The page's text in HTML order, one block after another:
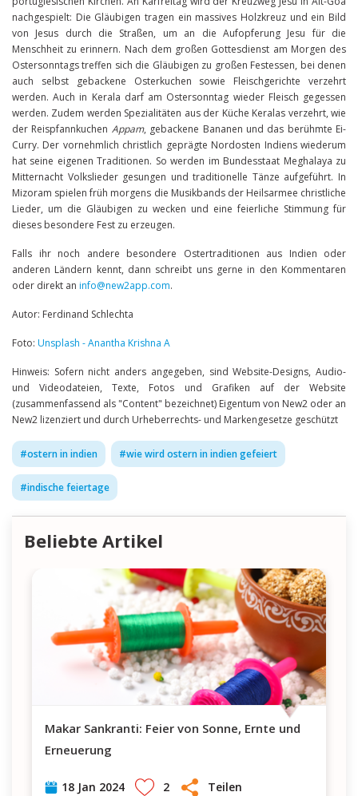
nachgespielt: Die Gläubigen tragen ein massives Holzkreuz und ein Bild
von Jesus durch die Straßen, um an die Aufopferung Jesu für die
Menschheit zu erinnern. Nach dem großen Gottesdienst am Morgen des
Ostersonntags treffen sich die Gläubigen zu großen Festessen, bei denen
auch selbst gebackene Osterkuchen sowie Fleischgerichte verzehrt
werden. Auch in Kerala darf am Ostersonntag wieder Fleisch gegessen
werden. Zudem werden Spezialitäten aus der Küche Keralas verzehrt, wie
der Reispfannkuchen Appam, gebackene Bananen und das berühmte Ei-
Curry. Der vornehmlich christlich geprägte Nordosten Indiens wiederum
hat seine eigenen Traditionen. So werden im Bundesstaat Meghalaya zu
Mitternacht Volkslieder gesungen und traditionelle Tänze aufgeführt. In
Mizoram spielen früh morgens die Musikbands der Heilsarmee christliche
Lieder, um die Gläubigen zu wecken und eine feierliche Stimmung für
dieses besondere Fest zu erzeugen.
Falls ihr noch andere besondere Ostertraditionen aus Indien oder
anderen Ländern kennt, dann schreibt uns gerne in den Kommentaren
oder direkt an info@new2app.com.
Autor: Ferdinand Schlechta
Foto: Unsplash - Anantha Krishna A
Hinweis: Sofern nicht anders angegeben, sind Website-Designs, Audio-
und Videodateien, Texte, Fotos und Grafiken auf der Website
(zusammenfassend als "Content" bezeichnet) Eigentum von New2 oder an
New2 lizenziert und durch Urheberrechts- und Markengesetze geschützt
#ostern in indien #wie wird ostern in indien gefeiert
#indische feiertage
Beliebte Artikel
Makar Sankranti: Feier von Sonne, Ernte und
Erneuerung
18 Jan 2024 2 Teilen